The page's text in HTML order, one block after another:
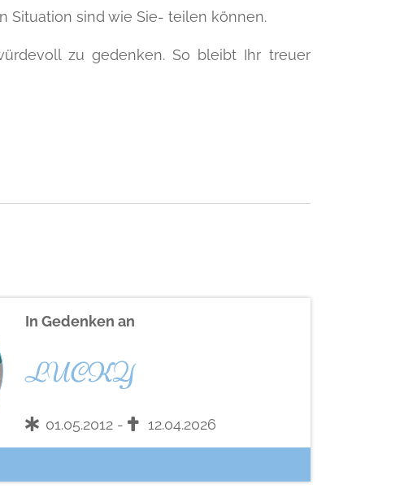
Situation sind wie Sie- teilen können.
zu gedenken. So bleibt Ihr treuer
In Gedenken an
LUCKY
01.05.2012 - 12.04.2026